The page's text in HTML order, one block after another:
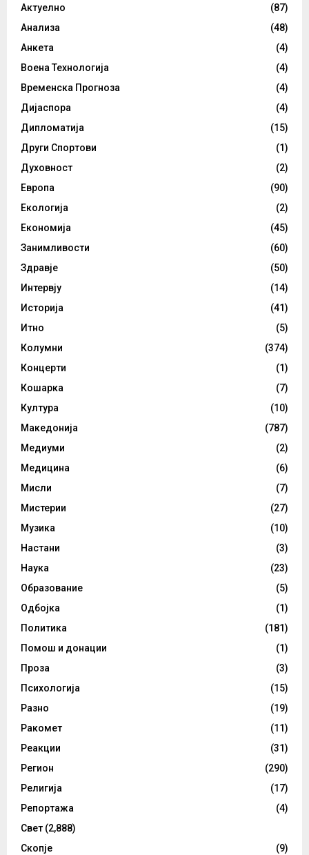
Актуелно
(87)
Анализа
(48)
Анкета
(4)
Воена Технологија
(4)
Временска Прогноза
(4)
Дијаспора
(4)
Дипломатија
(15)
Други Спортови
(1)
Духовност
(2)
Европа
(90)
Екологија
(2)
Економија
(45)
Занимливости
(60)
Здравје
(50)
Интервју
(14)
Историја
(41)
Итно
(5)
Колумни
(374)
Концерти
(1)
Кошарка
(7)
Култура
(10)
Македонија
(787)
Медиуми
(2)
Медицина
(6)
Мисли
(7)
Мистерии
(27)
Музика
(10)
Настани
(3)
Наука
(23)
Образование
(5)
Одбојка
(1)
Политика
(181)
Помош и донации
(1)
Проза
(3)
Психологија
(15)
Разно
(19)
Ракомет
(11)
Реакции
(31)
Регион
(290)
Религија
(17)
Репортажа
(4)
Свет (2,888)
Скопје
(9)